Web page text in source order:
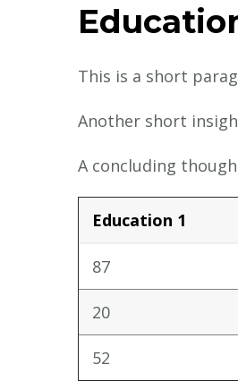
This is a short
Another short
A concluding
Education 1
87
20
52